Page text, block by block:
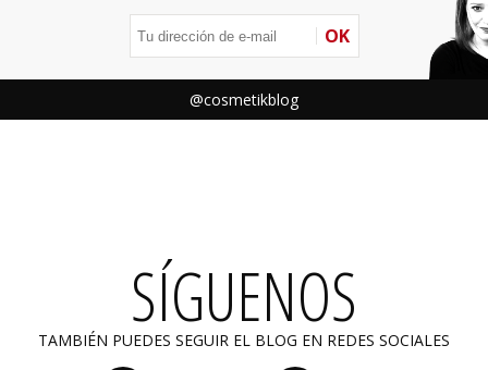
OK
@cosmetikblog
SÍGUENOS
TAMBIÉN PUEDES SEGUIR EL BLOG EN REDES SOCIALES